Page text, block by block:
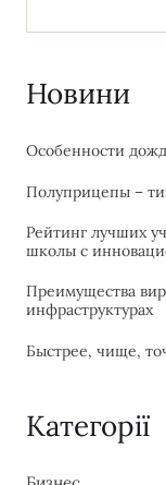
Новини
Особенности
Полуприцепы –
Рейтинг лучших
школы с
Преимущества
инфраструктурах
Быстрее, чище,
Категорії